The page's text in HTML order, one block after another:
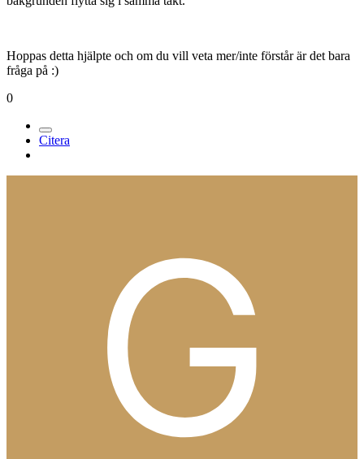
Hoppas detta hjälpte och om du vill veta mer/inte förstår är det bara
fråga på :)
0
Citera